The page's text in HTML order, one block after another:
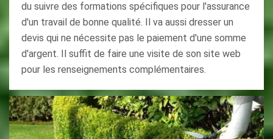
du suivre des formations spécifiques pour l'assurance
d'un travail de bonne qualité. Il va aussi dresser un
devis qui ne nécessite pas le paiement d'une somme
d'argent. Il suffit de faire une visite de son site web
pour les renseignements complémentaires.